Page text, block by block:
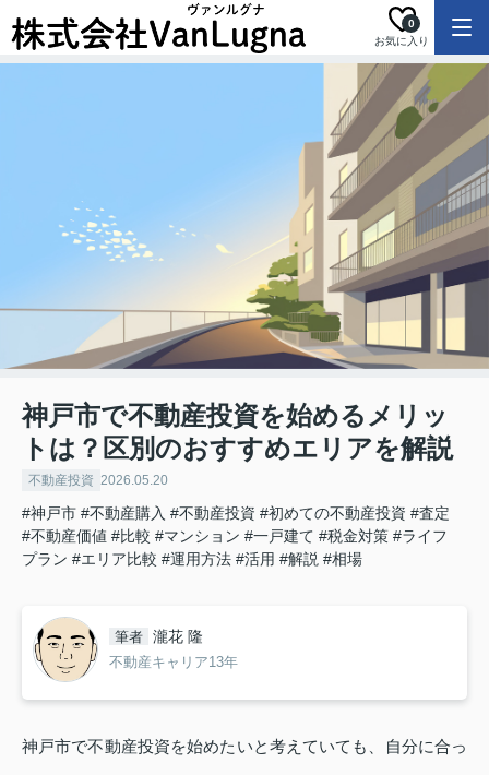
お気に入り
0
神戸市で不動産投資を始めるメリッ
トは？区別のおすすめエリアを解説
不動産投資 2026.05.20
#神戸市 #不動産購入 #不動産投資 #初めての不動産投資 #査定
#不動産価値 #比較 #マンション #一戸建て #税金対策 #ライフ
プラン #エリア比較 #運用方法 #活用 #解説 #相場
筆者 瀧花 隆
不動産キャリア13年
神戸市で不動産投資を始めたいと考えていても、自分に合っ